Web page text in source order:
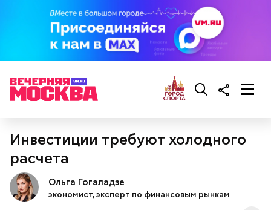
Инвестиции требуют холодного
расчета
Ольга Гогаладзе
экономист, эксперт по финансовым рынкам
кабачок;
растительное масло;
соль, перец по вкусу;